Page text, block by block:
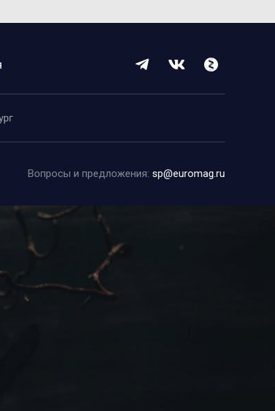
Вопросы и предложения: sp@euromag.ru